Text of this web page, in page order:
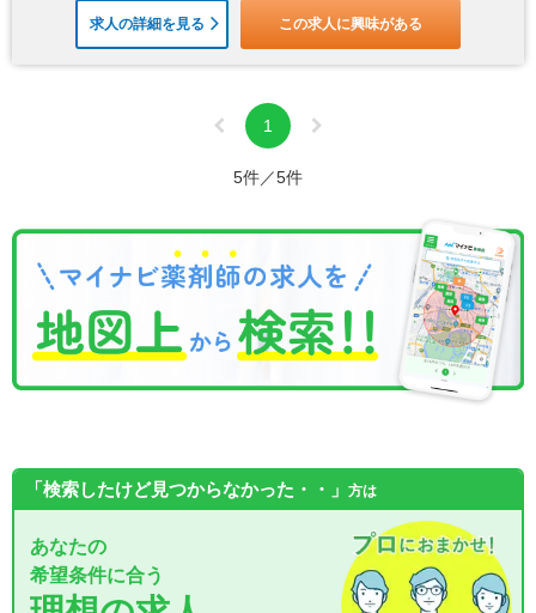
求人の詳細を見る この求人に興味がある
1
5件／5件
「検索したけど見つからなかった・・」 方は
あなたの
希望条件に合う